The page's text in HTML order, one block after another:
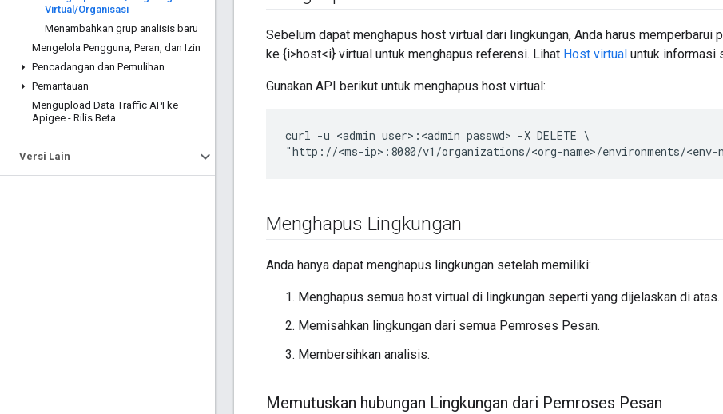
Virtual /Organisasi
Menambahkan grup analisis baru
Mengelola Pengguna, Peran, dan Izin
Pencadangan dan Pemulihan
Pemantauan
Mengupload Data Traffic API ke
Apigee - Rilis Beta
Versi Lain
Sebelum dapat menghapus host virtual dari lingkungan, Anda harus memperbarui
ke {i>host<i} virtual untuk menghapus referensi. Lihat Host virtual untuk informasi
Gunakan API berikut untuk menghapus host virtual:
curl -u <admin user>:<admin passwd> -X DELETE \
"http://<ms-ip>:8080/v1/organizations/<org-name>/environments/
Menghapus Lingkungan
Anda hanya dapat menghapus lingkungan setelah memiliki:
Menghapus semua host virtual di lingkungan seperti yang dijelaskan di atas.
Memisahkan lingkungan dari semua Pemroses Pesan.
Membersihkan analisis.
Memutuskan hubungan Lingkungan dari Pemroses Pesan